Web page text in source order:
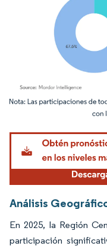
Imagen © Mordor
Análisis
En 2025, la Región
participación